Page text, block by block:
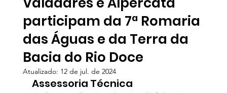
participam da 7ª Romaria
das Águas e da Terra da
Bacia do Rio Doce
Atualizado: 12 de jul. de 2024
Assessoria Técnica